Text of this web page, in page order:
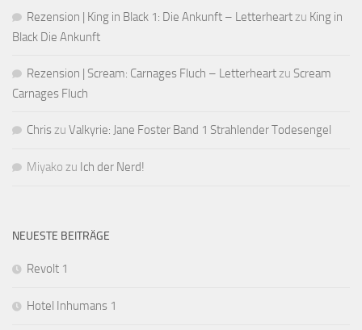
Rezension | King in Black 1: Die Ankunft – Letterheartzu King in
Black Die Ankunft
Rezension | Scream: Carnages Fluch – Letterheartzu Scream
Carnages Fluch
Chriszu Valkyrie: Jane Foster Band 1 Strahlender Todesengel
Miyako zu Ich der Nerd!
NEUESTE BEITRÄGE
Revolt 1
Hotel Inhumans 1